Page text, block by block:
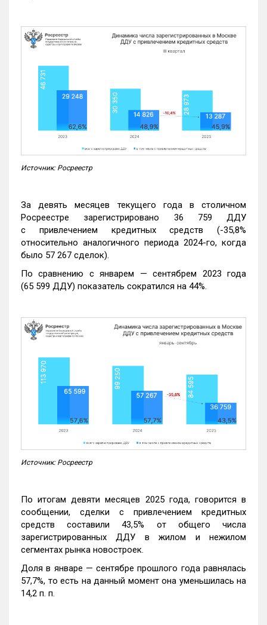
Источник: Росреестр
За девять месяцев текущего года в столичном
Росреестре зарегистрировано 36 759 ДДУ
с привлечением кредитных средств (-35,8%
относительно аналогичного периода 2024-го, когда
было 57 267 сделок).
По сравнению с январем — сентябрем 2023 года
(65 599 ДДУ) показатель сократился на 44%.
Источник: Росреестр
По итогам девяти месяцев 2025 года, говорится в
сообщении, сделки с привлечением кредитных
средств составили 43,5% от общего числа
зарегистрированных ДДУ в жилом и нежилом
сегментах рынка новостроек.
Доля в январе — сентябре прошлого года равнялась
57,7%, то есть на данный момент она уменьшилась на
14,2 п. п.